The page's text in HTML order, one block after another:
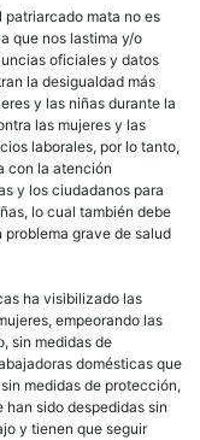
patriarcado mata no es
que nos lastima y/o
oficiales y datos
la desigualdad más
y las niñas durante la
las mujeres y las
laborales, por lo tanto,
con la atención
y los ciudadanos para
lo cual también debe
grave de salud
ha visibilizado las
empeorando las
sin medidas de
domésticas que
medidas de protección,
han sido despedidas sin
y tienen que seguir